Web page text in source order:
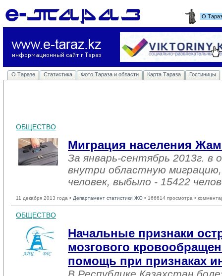
О
О Таразе Статистика Фото Тараза и области Карта Тараза Гостиницы
ОБЩЕСТВО
Миграция населения
За январь-сентябрь 2013г. в
внутри областную
человек, выбыло - 15422
11 декабря 2013 года • Департамент статистики ЖО • 166614 просмотра •
ОБЩЕСТВО
Начальные признаки
мозгового
помощь при признаках